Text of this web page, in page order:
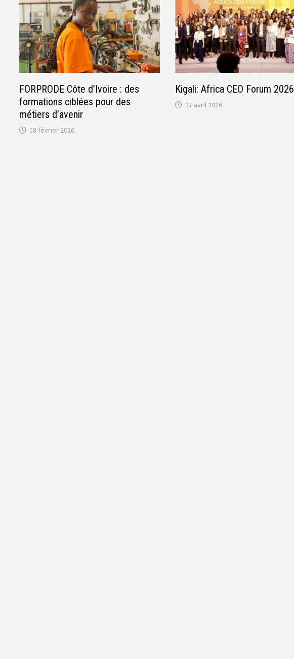
FORPRODE Côte d’Ivoire : des
formations ciblées pour des
métiers d’avenir
18 février 2026
Kigali: Africa CEO Forum 2026
27 avril 2026